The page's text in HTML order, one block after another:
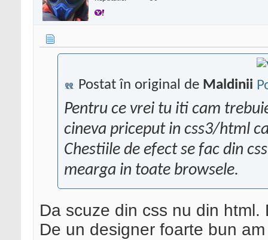
Postat în original de Maldinii
Pentru ce vrei tu iti cam
cineva priceput in css3/html
Chestiile de efect se fac din
mearga in toate browsele.
Da scuze din css nu din
De un designer foarte bun